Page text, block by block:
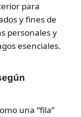
para
y fines de
personales y
esenciales.
una “fila”